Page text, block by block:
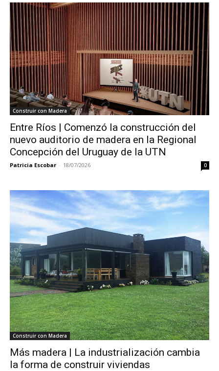
Construir con Madera
Entre Ríos | Comenzó la construcción del
nuevo auditorio de madera en la Regional
Concepción del Uruguay de la UTN
Patricia Escobar - 18/07/2026 0
Construir con Madera
Más madera | La industrialización cambia
la forma de construir viviendas